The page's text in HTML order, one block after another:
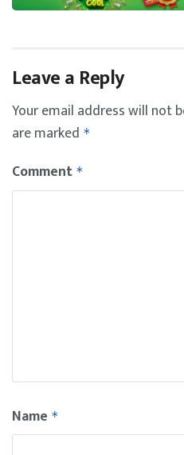
Leave a Reply
Your email address will not
are marked *
Comment *
Name *